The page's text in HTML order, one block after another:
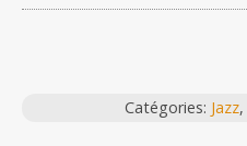
Catégories: Jazz,